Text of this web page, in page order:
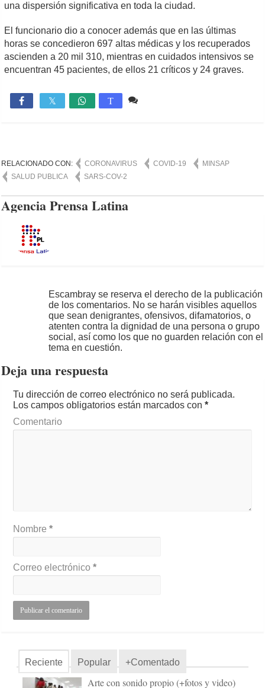
una dispersión significativa en toda la ciudad.
El funcionario dio a conocer además que en las últimas
horas se concedieron 697 altas médicas y los recuperados
ascienden a 20 mil 310, mientras en cuidados intensivos se
encuentran 45 pacientes, de ellos 21 críticos y 24 graves.
 T
RELACIONADO CON: CORONAVIRUS COVID-19
MINSAP
SALUD PUBLICA
SARS-COV-2
Agencia Prensa Latina
Escambray se reserva el derecho de la publicación
de los comentarios. No se harán visibles aquellos
que sean denigrantes, ofensivos, difamatorios, o
atenten contra la dignidad de una persona o grupo
social, así como los que no guarden relación con el
tema en cuestión.
Deja una respuesta
Tu dirección de correo electrónico no será publicada.
Los campos obligatorios están marcados con*
Comentario
Nombre*
Correo electrónico*
Reciente Popular +Comentado
Arte con sonido propio (+fotos y video)